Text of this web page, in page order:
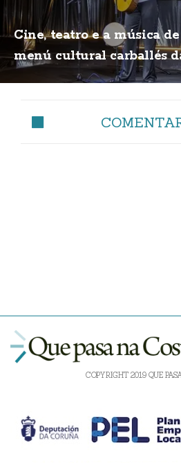
Cine, teatro e a música
menú cultural carballés
COPYRIGHT 2019 QUE